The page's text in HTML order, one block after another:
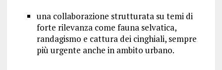
una collaborazione strutturata su temi di
forte rilevanza come fauna selvatica,
randagismo e cattura dei cinghiali, sempre
più urgente anche in ambito urbano.